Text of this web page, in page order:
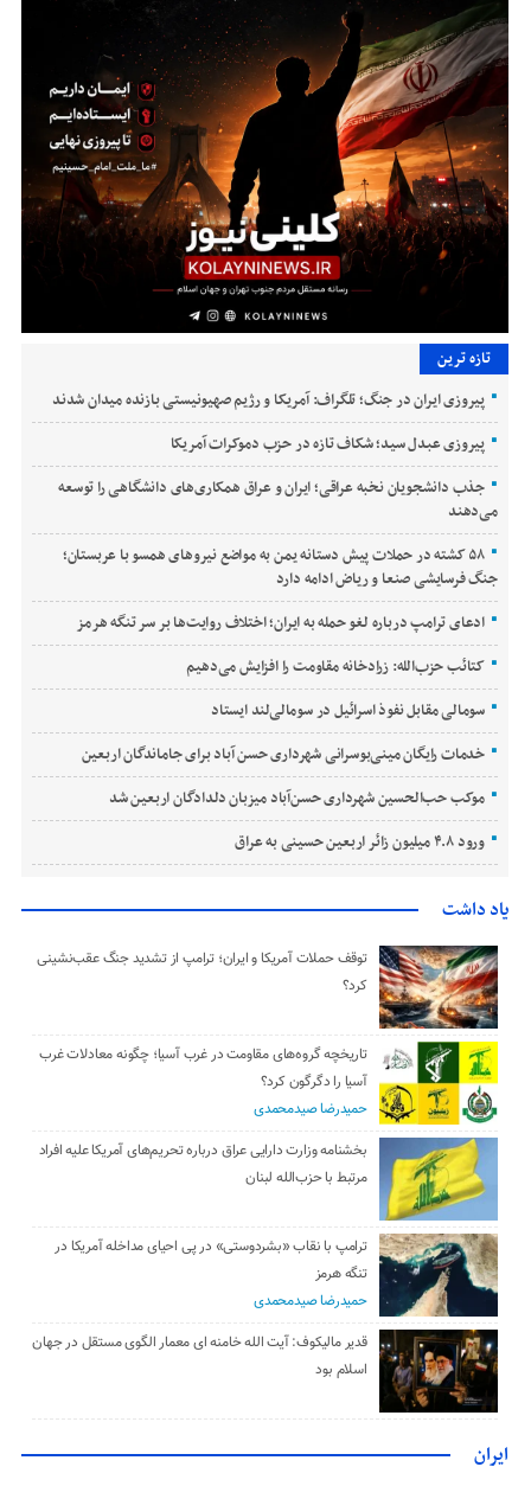
تازه ترین
پیروزی ایران در جنگ؛ تلگراف: آمریکا و رژیم صهیونیستی بازنده میدان شدند
پیروزی عبدل سید؛ شکاف تازه در حزب دموکرات آمریکا
جذب دانشجویان نخبه عراقی؛ ایران و عراق همکاری‌های دانشگاهی را توسعه
می‌دهند
۵۸ کشته در حملات پیش دستانه یمن به مواضع نیروهای همسو با عربستان؛
جنگ فرسایشی صنعا و ریاض ادامه دارد
ادعای ترامپ درباره لغو حمله به ایران؛ اختلاف روایت‌ها بر سر تنگه هرمز
کتائب حزب‌الله: زرادخانه مقاومت را افزایش می‌دهیم
سومالی مقابل نفوذ اسرائیل در سومالی‌لند ایستاد
خدمات رایگان مینی‌بوسرانی شهرداری حسن‌ آباد برای جاماندگان اربعین
موکب حب‌الحسین شهرداری حسن‌آباد میزبان دلدادگان اربعین شد
ورود ۴.۸ میلیون زائر اربعین حسینی به عراق
یاد داشت
توقف حملات آمریکا و ایران؛ ترامپ از تشدید جنگ عقب‌نشینی
کرد؟
تاریخچه گروه‌های مقاومت در غرب آسیا؛ چگونه معادلات غرب
آسیا را دگرگون کرد؟
حمیدرضا صیدمحمدی
بخشنامه وزارت دارایی عراق درباره تحریم‌های آمریکا علیه افراد
مرتبط با حزب‌الله لبنان
ترامپ با نقاب «بشردوستی» در پی احیای مداخله آمریکا در
تنگه هرمز
حمیدرضا صیدمحمدی
قدیر مالیکوف: آیت‌ الله خامنه‌ ای معمار الگوی مستقل در جهان
اسلام بود
ایران